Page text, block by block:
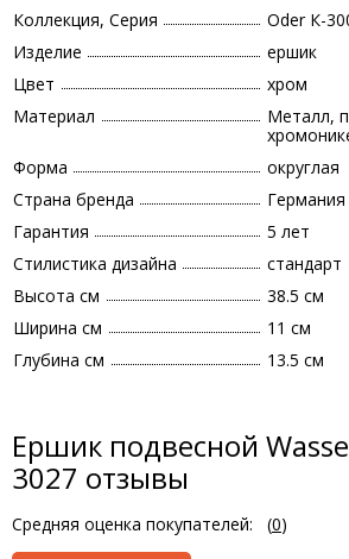
Коллекция, Серия
Oder К-
Изделие
ершик
Цвет
хром
Материал
Металл,
Форма
округлая
Страна бренда
Германия
Гарантия
5 лет
Стилистика дизайна
стандарт
Высота см
38.5 см
Ширина см
11 см
Глубина см
13.5 см
Ершик подвесной
3027 отзывы
Средняя оценка покупателей: (0)